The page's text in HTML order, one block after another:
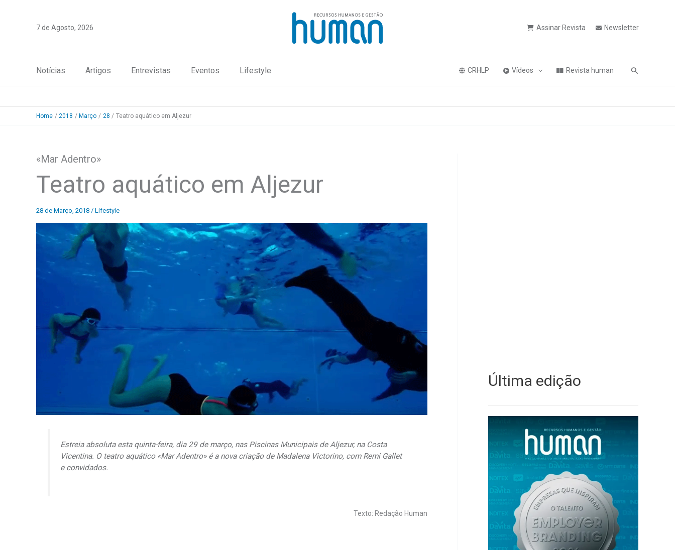
7 de Agosto, 2026 Assinar Revista Newsletter
Notícias Artigos Entrevistas Eventos Lifestyle CRHLP Vídeos Revista human Pesquisa
Home 2018 Março 28 Teatro aquático em Aljezur
«Mar Adentro»
Teatro aquático em Aljezur
28 de Março, 2018 / Lifestyle
Estreia absoluta esta quinta-feira, dia 29 de março, nas Piscinas Municipais de Aljezur, na Costa
Vicentina. O teatro aquático «Mar Adentro» é a nova criação de Madalena Victorino, com Remi Gallet
e convidados.
Texto: Redação Human
Última edição